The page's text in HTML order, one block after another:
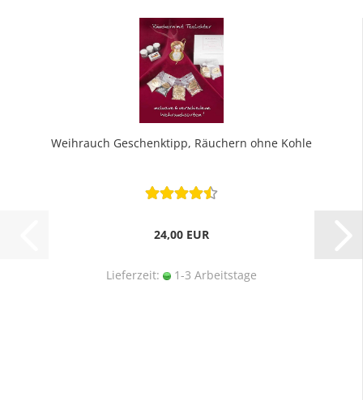
Weihrauch Geschenktipp, Räuchern ohne Kohle
24,00 EUR
Lieferzeit: 1-3 Arbeitstage